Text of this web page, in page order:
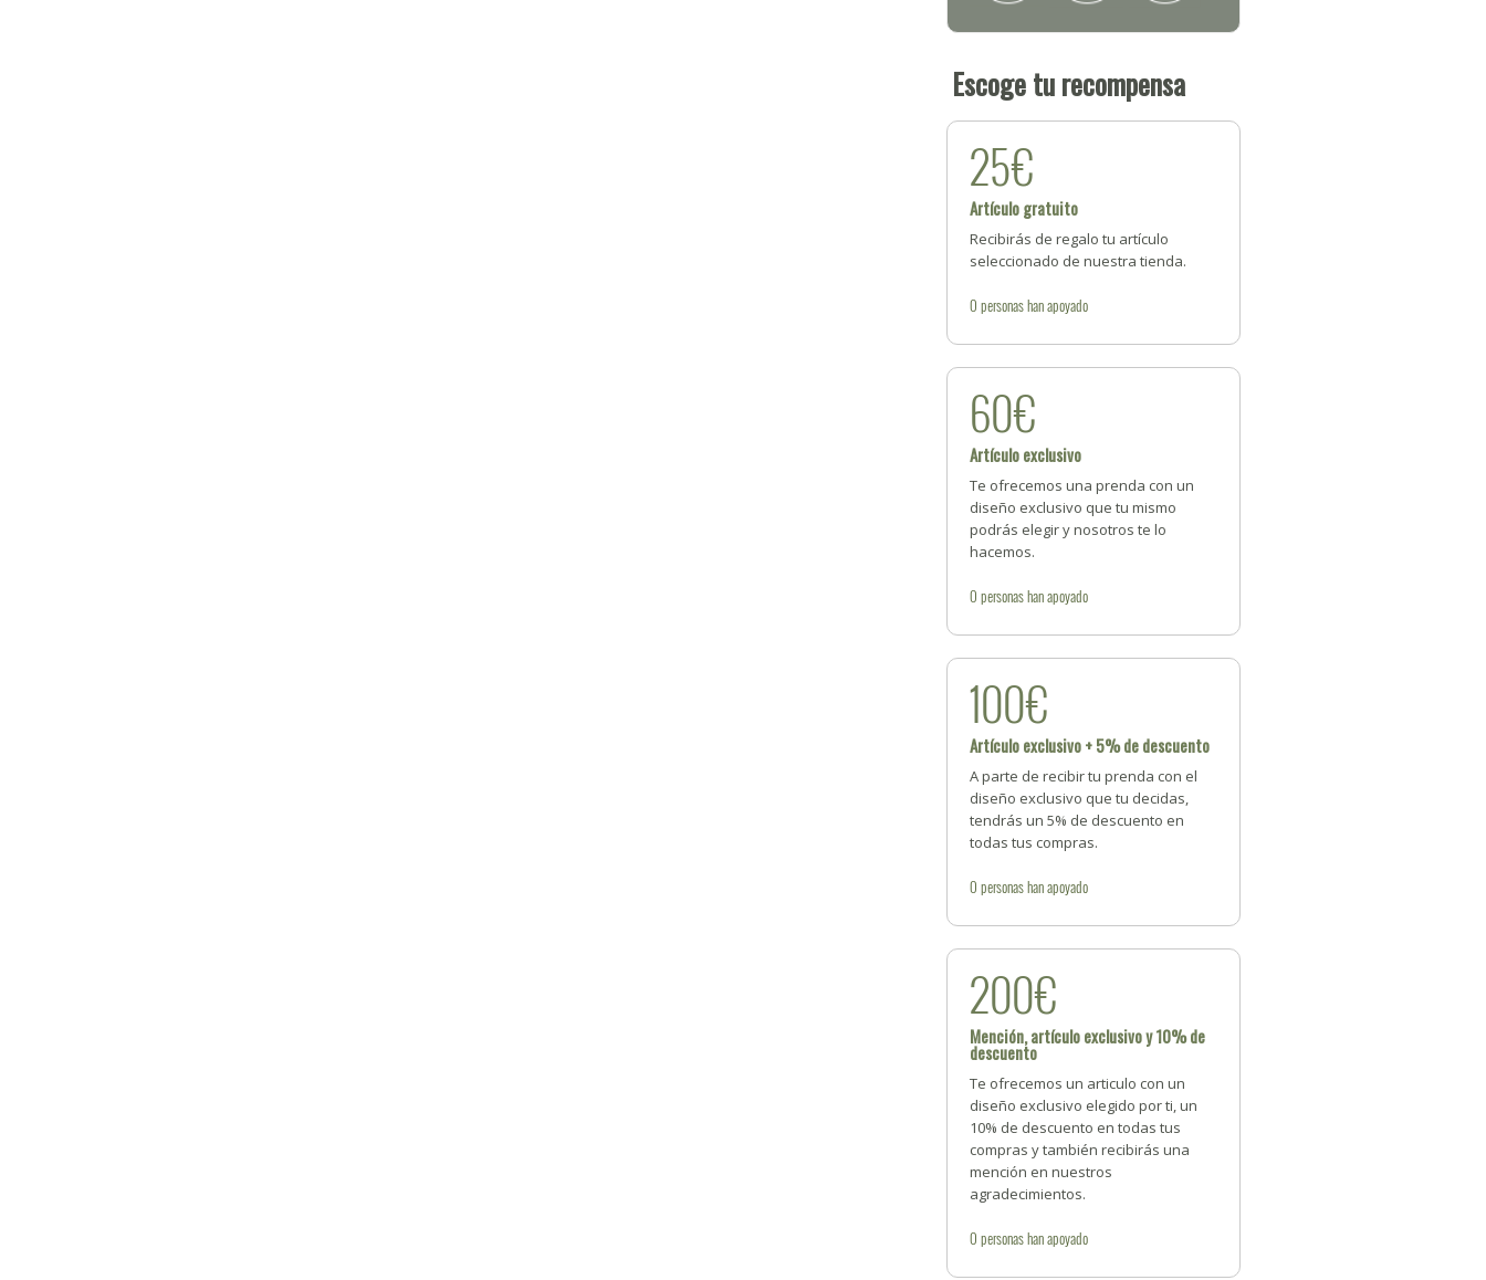
Escoge tu recompensa
25€
Artículo gratuito
Recibirás de regalo tu artículo
seleccionado de nuestra tienda.
0personashan apoyado
60€
Artículo exclusivo
Te ofrecemos una prenda con un
diseño exclusivo que tu mismo
podrás elegir y nosotros te lo
hacemos.
0personashan apoyado
100€
Artículo exclusivo + 5% de descuento
A parte de recibir tu prenda con el
diseño exclusivo que tu decidas,
tendrás un 5% de descuento en
todas tus compras.
0personashan apoyado
200€
Mención, artículo exclusivo y 10% de
descuento
Te ofrecemos un articulo con un
diseño exclusivo elegido por ti, un
10% de descuento en todas tus
compras y también recibirás una
mención en nuestros
agradecimientos.
0personashan apoyado